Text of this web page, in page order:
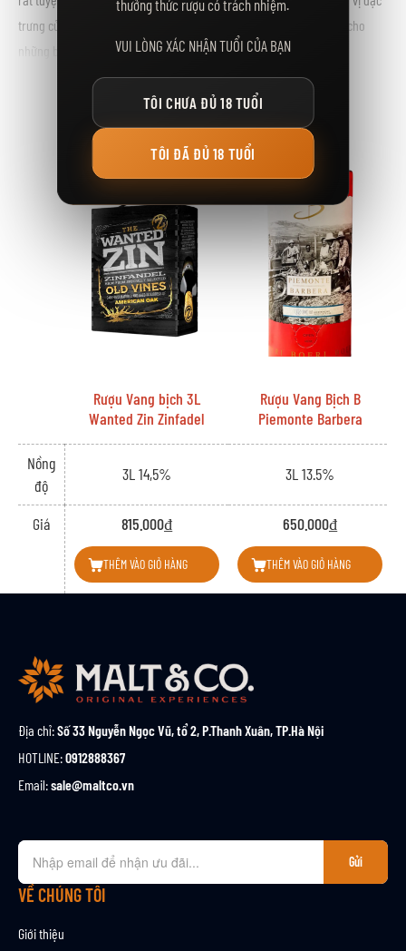
trưng của hoa quả, hương violet và dâu rừng, là lựa chọn tuyệt vời cho
những bữa ăn với thịt đỏ, đồ khô trong dịp Tết.
GỢI Ý DÀNH CHO BẠN
Rượu Vang bịch 3L
Wanted Zin Zinfadel
Rượu Vang Bịch B
Piemonte Barbera
Nồng
độ
3L 14,5% 3L 13.5%
Giá 815.000₫
THÊM VÀO GIỎ HÀNG
650.000₫
THÊM VÀO GIỎ HÀNG
Địa chỉ:Số 33 Nguyễn Ngọc Vũ, tổ 2, P.Thanh Xuân, TP.Hà Nội
HOTLINE:0912888367
Email:sale@maltco.vn
Đ
n
k
Gửi
VỀ CHÚNG TÔI
Giới thiệu
thưởng thức rượu có trách nhiệm.
VUI LÒNG XÁC NHẬN TUỔI CỦA BẠN
TÔI CHƯA ĐỦ 18 TUỔI
TÔI ĐÃ ĐỦ 18 TUỔI